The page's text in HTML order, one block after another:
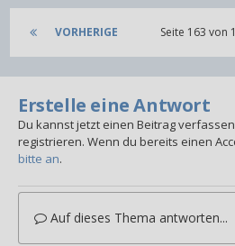
VORHERIGE Seite 163 von
Erstelle eine Antwort
Du kannst jetzt einen Beitrag
registrieren. Wenn du bereits einen
bitte an.
Auf dieses Thema antworten...